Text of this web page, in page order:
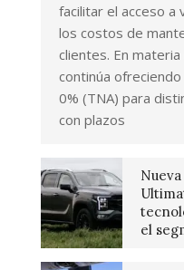
facilitar el acceso a
los costos de
clientes. En
continúa
0% (TNA) para
con plazos
el